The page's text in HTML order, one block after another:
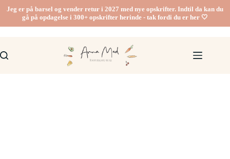
indhold
Jeg er på barsel og vender retur i 2027 med nye opskrifter. Indtil da kan du
gå på opdagelse i 300+ opskrifter herinde - tak fordi du er her 🤍